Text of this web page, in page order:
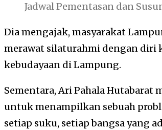
Jadwal Pementasan dan
Dia mengajak, masyarakat
merawat silaturahmi dengan diri
kebudayaan di Lampung.
Sementara, Ari Pahala
untuk menampilkan sebuah
setiap suku, setiap bangsa yang